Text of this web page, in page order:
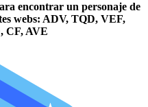
encontrar un personaje de
webs: ADV, TQD, VEF,
CF, AVE